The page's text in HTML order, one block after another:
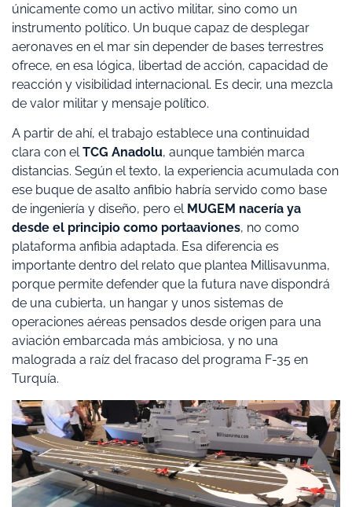
únicamente como un activo militar, sino como un
instrumento político. Un buque capaz de desplegar
aeronaves en el mar sin depender de bases terrestres
ofrece, en esa lógica, libertad de acción, capacidad de
reacción y visibilidad internacional. Es decir, una mezcla
de valor militar y mensaje político.
A partir de ahí, el trabajo establece una continuidad
clara con elTCG Anadolu, aunque también marca
distancias. Según el texto, la experiencia acumulada con
ese buque de asalto anfibio habría servido como base
de ingeniería y diseño, pero el MUGEM nacería ya
desde el principio como portaaviones, no como
plataforma anfibia adaptada. Esa diferencia es
importante dentro del relato que plantea Millisavunma,
porque permite defender que la futura nave dispondrá
de una cubierta, un hangar y unos sistemas de
operaciones aéreas pensados desde origen para una
aviación embarcada más ambiciosa, y no una
malograda a raíz del fracaso del programa F-35 en
Turquía.